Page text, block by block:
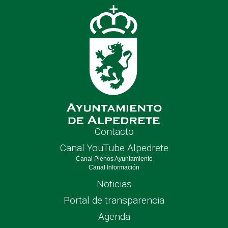
Contacto
Canal YouTube Alpedrete
Canal Plenos Ayuntamiento
Canal Información
Noticias
Portal de transparencia
Agenda